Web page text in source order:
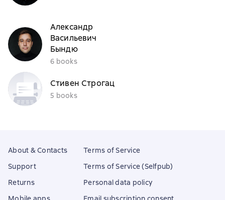
Александр
Васильевич
Бындю
6 books
Стивен Строгац
5 books
About & Contacts
Support
Returns
Terms of Service
Terms of Service (Selfpub)
Personal data policy